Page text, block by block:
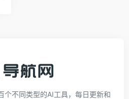
个不同类型的AI工具，每日更新和